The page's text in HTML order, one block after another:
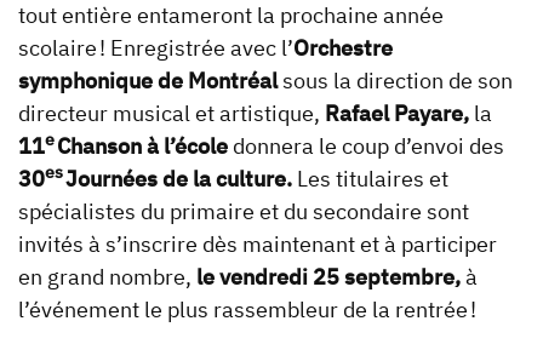
tout entière entameront la prochaine année
scolaire ! Enregistrée avec l’Orchestre
symphonique de Montréalsous la direction de son
directeur musical et artistique, Rafael Payare, la
11eChanson à l’école donnera le coup d’envoi des
30esJournées de la culture. Les titulaires et
spécialistes du primaire et du secondaire sont
invités à s’inscrire dès maintenant et à participer
en grand nombre, le vendredi 25 septembre,à
l’événement le plus rassembleur de la rentrée !